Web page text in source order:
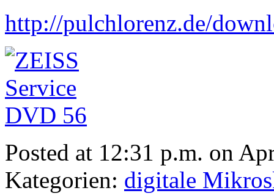
http://pulchlorenz.de/
Posted at 12:31 p.m. on
Kategorien: digitale